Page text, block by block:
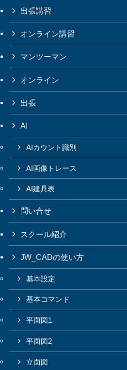
出張講習
オンライン講習
マンツーマン
オンライン
出張
AI
AIカウント識別
AI画像トレース
AI建具表
問い合せ
スクール紹介
JW_CADの使い方
基本設定
基本コマンド
平面図1
平面図2
立面図